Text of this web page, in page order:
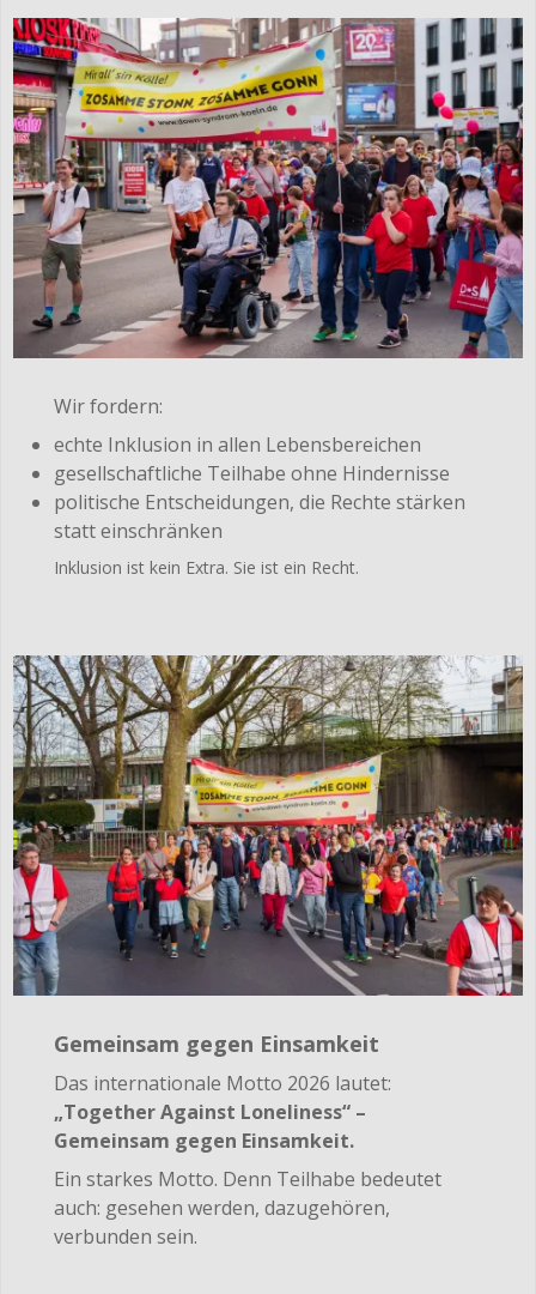
Wir fordern:
echte Inklusion in allen Lebensbereichen
gesellschaftliche Teilhabe ohne Hindernisse
politische Entscheidungen, die Rechte stärken
statt einschränken
Inklusion ist kein Extra. Sie ist ein Recht.
Gemeinsam gegen Einsamkeit
Das internationale Motto 2026 lautet:
„Together Against Loneliness“ –
Gemeinsam gegen Einsamkeit.
Ein starkes Motto. Denn Teilhabe bedeutet
auch: gesehen werden, dazugehören,
verbunden sein.